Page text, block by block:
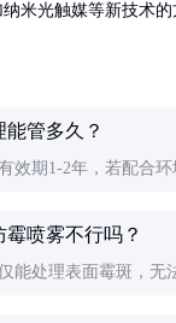
米光触媒等新技术的
能管多久？
效期1-2年，若配合
预防性检查。
霉喷雾不行吗？
能处理表面霉斑，无